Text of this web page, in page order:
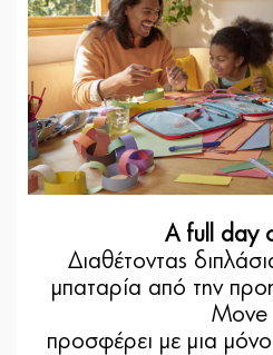
A full day
Διαθέτοντας
μπαταρία από την
Move
προσφέρει με μια